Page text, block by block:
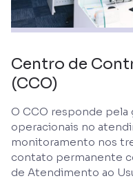
Centro de
(CCO)
O CCO responde pela
operacionais no
monitoramento nos
contato permanente
de Atendimento ao